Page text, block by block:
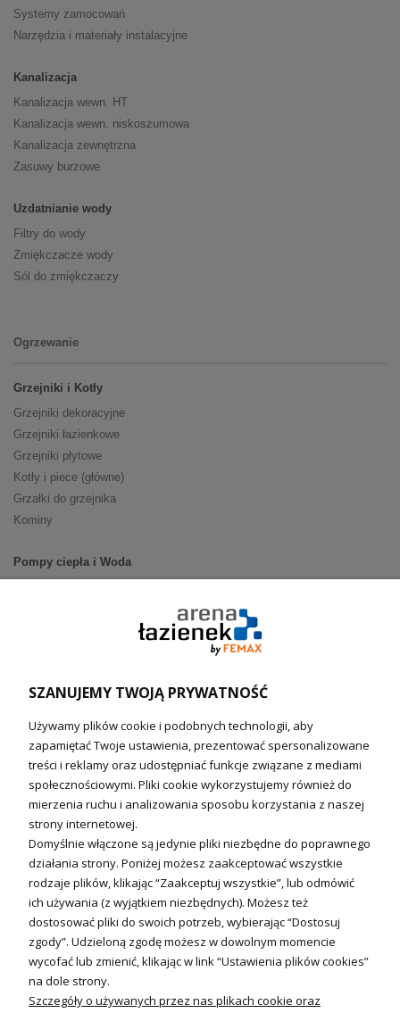
Systemy zamocowań
Narzędzia i materiały instalacyjne
Kanalizacja
Kanalizacja wewn. HT
Kanalizacja wewn. niskoszumowa
Kanalizacja zewnętrzna
Zasuwy burzowe
Uzdatnianie wody
Filtry do wody
Zmiękczacze wody
Sól do zmiękczaczy
Ogrzewanie
Grzejniki i Kotły
Grzejniki dekoracyjne
Grzejniki łazienkowe
Grzejniki płytowe
Kotły i piece (główne)
Grzałki do grzejnika
Kominy
Pompy ciepła i Woda
Ogrzewanie podłogowe (główne)
Technika solarna
Fotowoltanika
Sterowniki i regulatory
Nagrzewnice i kurtyny
Kuchnia i Wentylacja
Kuchnia
Zlewozmywaki
Baterie kuchenne
Młynki do odpadów
Wentylacja i Informacje
SZANUJEMY TWOJĄ PRYWATNOŚĆ
Używamy plików cookie i podobnych technologii, aby
zapamiętać Twoje ustawienia, prezentować spersonalizowane
treści i reklamy oraz udostępniać funkcje związane z mediami
społecznościowymi. Pliki cookie wykorzystujemy również do
mierzenia ruchu i analizowania sposobu korzystania z naszej
strony internetowej.
Domyślnie włączone są jedynie pliki niezbędne do poprawnego
działania strony. Poniżej możesz zaakceptować wszystkie
rodzaje plików, klikając “Zaakceptuj wszystkie”, lub odmówić
ich używania (z wyjątkiem niezbędnych). Możesz też
dostosować pliki do swoich potrzeb, wybierając “Dostosuj
zgody”. Udzieloną zgodę możesz w dowolnym momencie
wycofać lub zmienić, klikając w link “Ustawienia plików cookies”
na dole strony.
Szczegóły o używanych przez nas plikach cookie oraz